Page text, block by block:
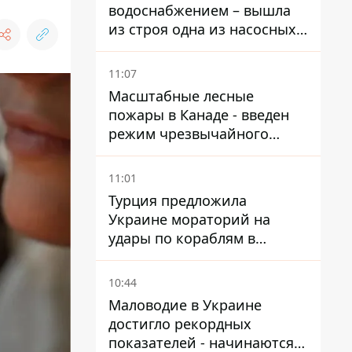
водоснабжением – вышла
из строя одна из насосных
станций
11:07
Масштабные лесные
пожары в Канаде - введен
режим чрезвычайного
положения, выехали более
20 тысяч человек
11:01
Турция предложила
Украине мораторий на
удары по кораблям в
Черном море
10:44
Маловодие в Украине
достигло рекордных
показателей - начинаются